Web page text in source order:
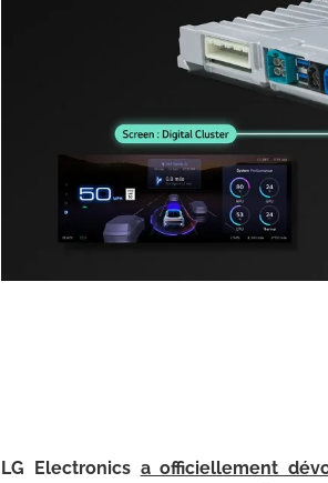
LG Electronics a officiellement